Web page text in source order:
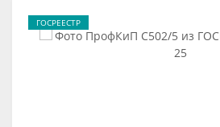
ГОСРЕЕСТР